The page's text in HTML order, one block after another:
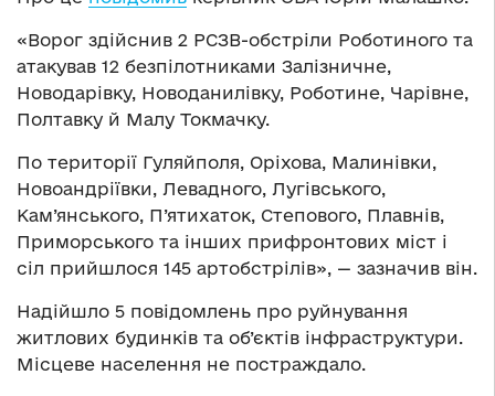
«Ворог здійснив 2 РСЗВ-обстріли Роботиного та
атакував 12 безпілотниками Залізничне,
Новодарівку, Новоданилівку, Роботине, Чарівне,
Полтавку й Малу Токмачку.
По території Гуляйполя, Оріхова, Малинівки,
Новоандріївки, Левадного, Лугівського,
Кам’янського, П’ятихаток, Степового, Плавнів,
Приморського та інших прифронтових міст і
сіл прийшлося 145 артобстрілів», — зазначив він.
Надійшло 5 повідомлень про руйнування
житлових будинків та об’єктів інфраструктури.
Місцеве населення не постраждало.